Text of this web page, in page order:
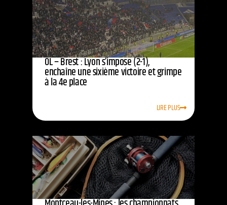
OL – Brest : Lyon s’impose (2-1),
enchaîne une sixième victoire et grimpe
à la 4e place
LIRE PLUS